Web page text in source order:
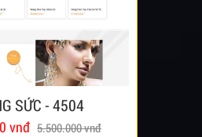
SỨC - 4504
vnđ 5.500.000 vnđ